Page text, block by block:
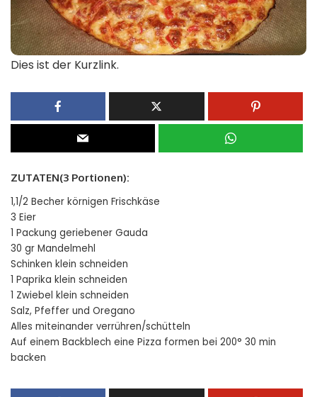
Dies ist der Kurzlink.
ZUTATEN(3 Portionen):
1,1/2 Becher körnigen Frischkäse
3 Eier
1 Packung geriebener Gauda
30 gr Mandelmehl
Schinken klein schneiden
1 Paprika klein schneiden
1 Zwiebel klein schneiden
Salz, Pfeffer und Oregano
Alles miteinander verrühren/schütteln
Auf einem Backblech eine Pizza formen bei 200° 30 min
backen